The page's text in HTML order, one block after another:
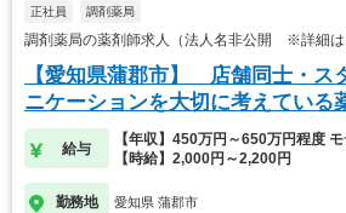
正社員 調剤薬局
調剤薬局の薬剤師求人（法人名非公開 ※詳細は
【愛知県蒲郡市】 店舗同士・ス
ニケーションを大切に考えている
給与
【年収】450万円～650万円程度
【時給】2,000円～2,200円
勤務地 愛知県 蒲郡市